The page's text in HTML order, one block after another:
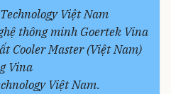
Việt Nam
thông minh Goertek Vina
Cooler Master (Việt Nam)
Vina
Việt Nam.